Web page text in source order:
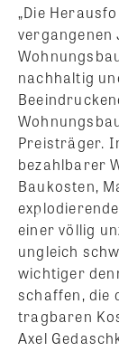
„Die
vergangenen
nachhaltig
Preisträger.
bezahlbarer
Baukosten,
einer völlig
ungleich
wichtiger
schaffen, die
tragbaren
Axel